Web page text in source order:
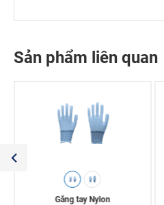
Sản phẩm liên quan
Găng tay Nylon